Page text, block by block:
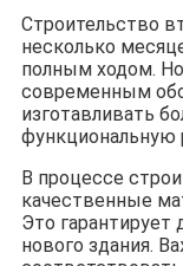
Строительство
несколько
полным ходом.
современным
изготавливать
функциональную
В процессе
качественные
Это гарантирует
нового здания.